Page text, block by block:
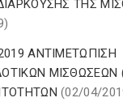
ΤΗΣ
ΑΝΤΙΜΕΤΩΠΙΣΗ
ΜΙΣΘΩΣΕΩΝ
(02/04/